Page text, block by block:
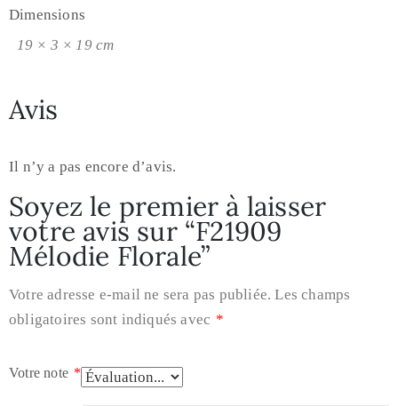
Dimensions
19 × 3 × 19 cm
Avis
Il n’y a pas encore d’avis.
Soyez le premier à laisser
votre avis sur “F21909
Mélodie Florale”
Votre adresse e-mail ne sera pas publiée. Les champs
obligatoires sont indiqués avec *
Votre note *